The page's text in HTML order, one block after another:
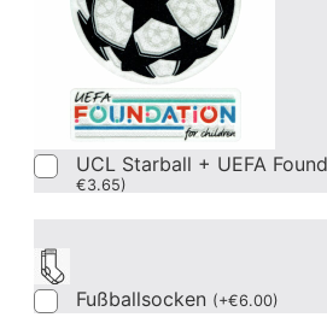
UCL Starball + UEFA
€3.65)
Fußballsocken (+€6.00)